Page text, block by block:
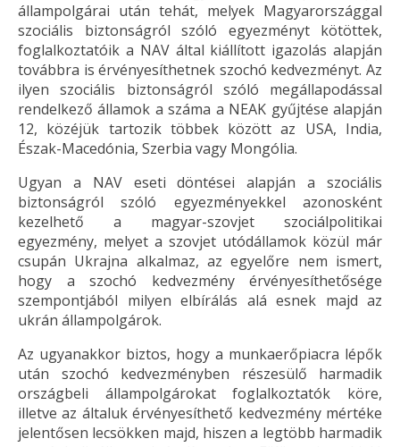
állampolgárai után tehát, melyek Magyarországgal
szociális biztonságról szóló egyezményt kötöttek,
foglalkoztatóik a NAV által kiállított igazolás alapján
továbbra is érvényesíthetnek szochó kedvezményt. Az
ilyen szociális biztonságról szóló megállapodással
rendelkező államok a száma a NEAK gyűjtése alapján
12, közéjük tartozik többek között az USA, India,
Észak-Macedónia, Szerbia vagy Mongólia.
Ugyan a NAV eseti döntései alapján a szociális
biztonságról szóló egyezményekkel azonosként
kezelhető a magyar-szovjet szociálpolitikai
egyezmény, melyet a szovjet utódállamok közül már
csupán Ukrajna alkalmaz, az egyelőre nem ismert,
hogy a szochó kedvezmény érvényesíthetősége
szempontjából milyen elbírálás alá esnek majd az
ukrán állampolgárok.
Az ugyanakkor biztos, hogy a munkaerőpiacra lépők
után szochó kedvezményben részesülő harmadik
országbeli állampolgárokat foglalkoztatók köre,
illetve az általuk érvényesíthető kedvezmény mértéke
jelentősen lecsökken majd, hiszen a legtöbb harmadik